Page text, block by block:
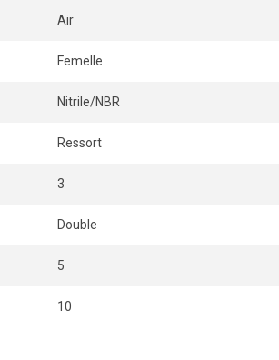
Air
Femelle
Nitrile/NBR
Ressort
3
Double
5
10